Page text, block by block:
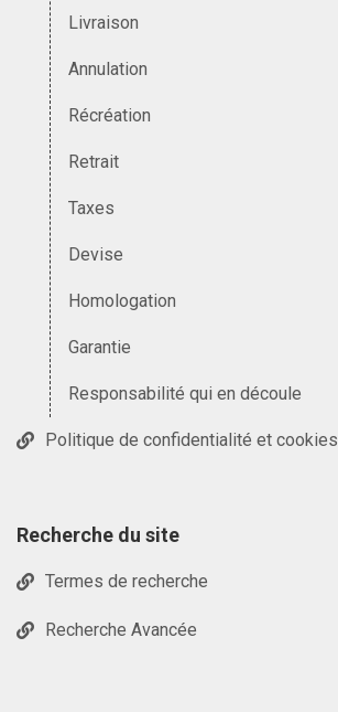
Livraison
Annulation
Récréation
Retrait
Taxes
Devise
Homologation
Garantie
Responsabilité qui en découle
Politique de confidentialité et cookies
Recherche du site
Termes de recherche
Recherche Avancée